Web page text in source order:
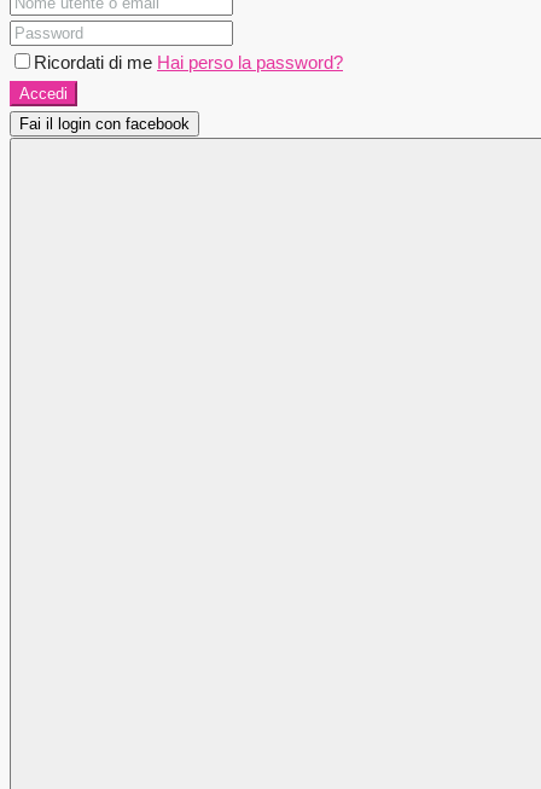
Ricordati di me Hai perso la password?
Accedi
Fai il login con facebook